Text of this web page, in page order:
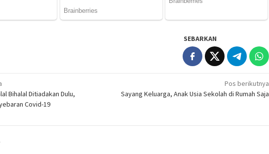
SEBARKAN
Bihalal Ditiadakan Dulu,
Covid-19
Pos berikutnya
Sayang Keluarga, Anak Usia Sekolah di Rumah Saja